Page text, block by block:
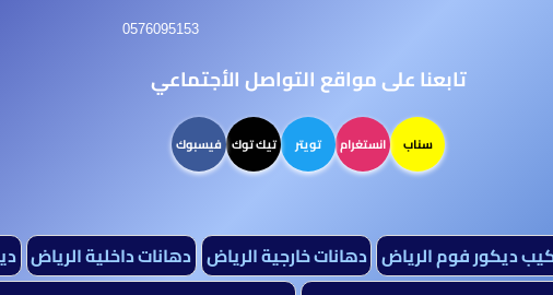
0576095153
تابعنا على مواقع التواصل الأجتماعي
سناب انستغرام تويتر تيك توك فيسبوك
ديكور فوم الرياض دهانات خارجية الرياض دهانات داخلية الرياض